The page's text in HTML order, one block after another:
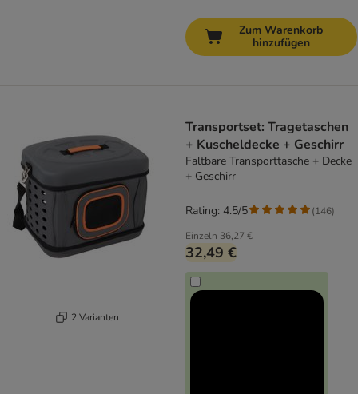
Zum Warenkorb
hinzufügen
2 Varianten
Transportset: Tragetaschen
+ Kuscheldecke + Geschirr
Faltbare Transporttasche + Decke
+ Geschirr
Einzeln 36,27 €
32,49 €
Rating: 4.5/5 (146)